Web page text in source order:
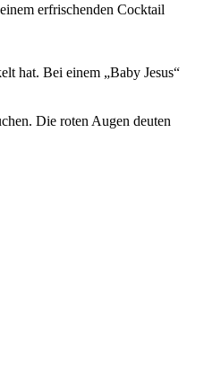
erfrischenden Cocktail
hat. Bei einem „Baby Jesus“
Die roten Augen deuten